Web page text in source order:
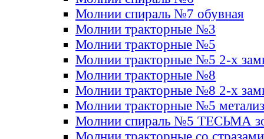
Молнии спираль №7 обувная
Молнии тракторные №3
Молнии тракторные №5
Молнии тракторные №5 2-х
Молнии тракторные №8
Молнии тракторные №8 2-х
Молнии тракторные №5
Молнии спираль №5 ТЕСЬМА